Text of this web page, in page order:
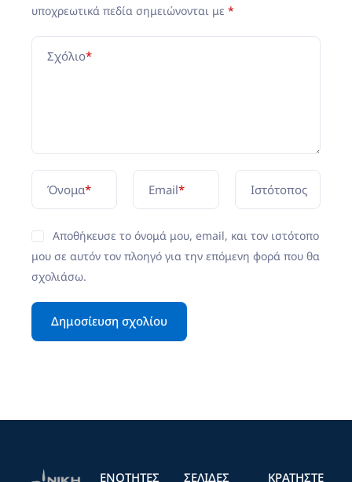
υποχρεωτικά πεδία σημειώνονται με *
Σχόλιο*
Όνομα* Email* Ιστότοπος
Αποθήκευσε το όνομά μου, email, και τον ιστότοπο
μου σε αυτόν τον πλοηγό για την επόμενη φορά που θα
σχολιάσω.
ΕΝΟΤΗΤΕΣ ΣΕΛΙΔΕΣ ΚΡΑΤΉΣΤΕ